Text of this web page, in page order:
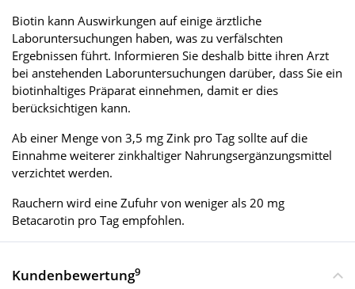
Biotin kann Auswirkungen auf einige ärztliche
Laboruntersuchungen haben, was zu verfälschten
Ergebnissen führt. Informieren Sie deshalb bitte ihren Arzt
bei anstehenden Laboruntersuchungen darüber, dass Sie ein
biotinhaltiges Präparat einnehmen, damit er dies
berücksichtigen kann.
Ab einer Menge von 3,5 mg Zink pro Tag sollte auf die
Einnahme weiterer zinkhaltiger Nahrungsergänzungsmittel
verzichtet werden.
Rauchern wird eine Zufuhr von weniger als 20 mg
Betacarotin pro Tag empfohlen.
Kundenbewertung9